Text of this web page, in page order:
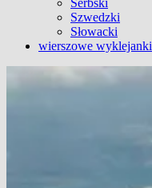
Szwedzki
Słowacki
wierszowe wyklejanki